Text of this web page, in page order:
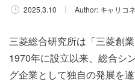
2025.3.10 Author: キャリコ
三菱総合研究所は「三菱創
1970年に設立以来、総合シ
グ企業として独自の発展を